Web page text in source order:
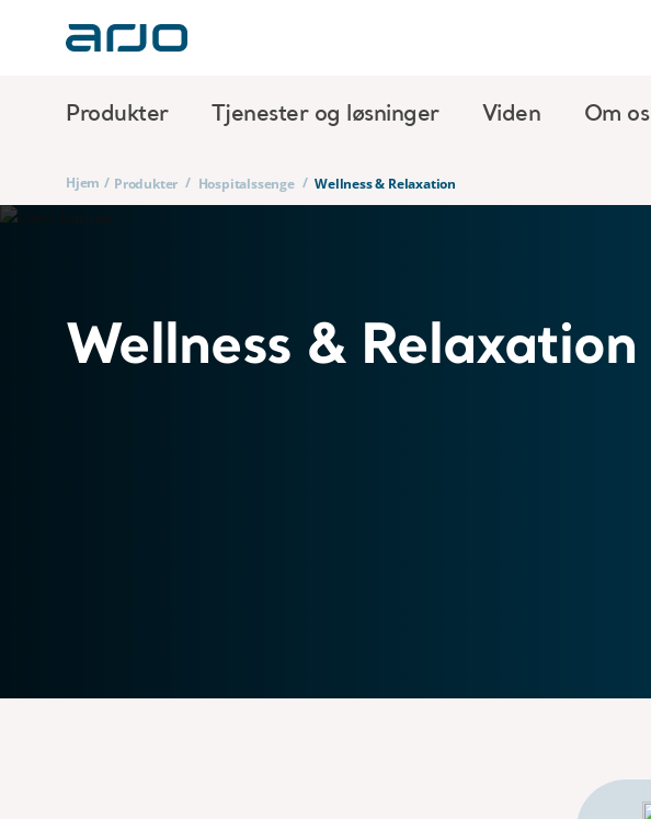
Produkter Tjenester og løsninger Viden Om os
Hjem / Produkter / Hospitalssenge / Wellness & Relaxation
Wellness & Relaxation